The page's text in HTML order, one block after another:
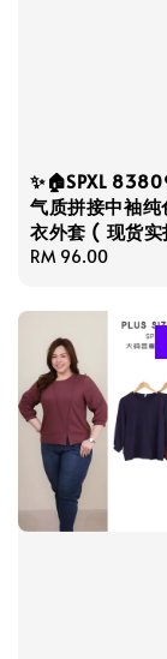
✨🏠SPXL
气质拼接中袖纯
衣外套 ( 现货实
Regular
RM 96.00